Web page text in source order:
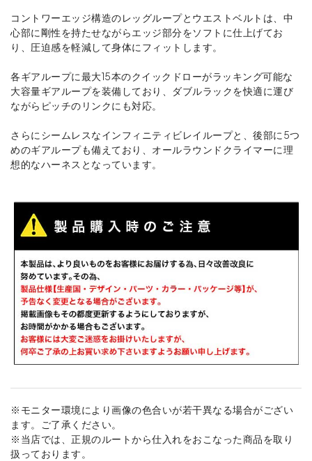
コントワーエッジ構造のレッグループとウエストベルトは、中
心部に剛性を持たせながらエッジ部分をソフトに仕上げてお
り、圧迫感を軽減して身体にフィットします。
各ギアループに最大15本のクイックドローがラッキング可能な
大容量ギアループを装備しており、ダブルラックを快適に運び
ながらピッチのリンクにも対応。
さらにシームレスなインフィニティビレイループと、後部に5つ
めのギアループも備えており、オールラウンドクライマーに理
想的なハーネスとなっています。
※モニター環境により画像の色合いが若干異なる場合がござい
ます。ご了承ください。
※当店では、正規のルートから仕入れをおこなった商品を取り
扱っております。